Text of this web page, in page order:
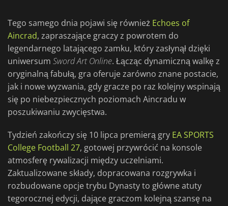
Tego samego dnia pojawi się również Echoes of
Aincrad, zapraszające graczy z powrotem do
legendarnego latającego zamku, który zasłynął dzięki
uniwersum Sword Art Online. Łącząc dynamiczną walkę z
oryginalną fabułą, gra oferuje zarówno znane postacie,
jak i nowe wyzwania, gdy gracze po raz kolejny wspinają
się po niebezpiecznych poziomach Aincradu w
poszukiwaniu zwycięstwa.
Tydzień zakończy się 10 lipca premierą gry EA SPORTS
College Football 27, gotowej przywrócić na konsole
atmosferę rywalizacji między uczelniami.
Zaktualizowane składy, dopracowana rozgrywka i
rozbudowane opcje trybu Dynasty to główne atuty
tegorocznej edycji, dające graczom kolejną szansę na